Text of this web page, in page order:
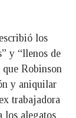
los
y “llenos de
que Robinson
y aniquilar
trabajadora
los alegatos